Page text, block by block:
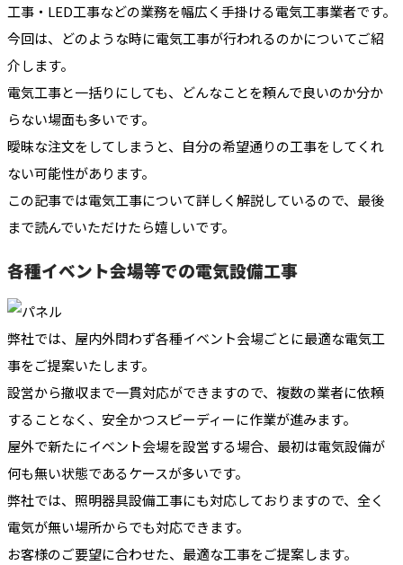
工事・LED工事などの業務を幅広く手掛ける電気工事業者です。
今回は、どのような時に電気工事が行われるのかについてご紹
介します。
電気工事と一括りにしても、どんなことを頼んで良いのか分か
らない場面も多いです。
曖昧な注文をしてしまうと、自分の希望通りの工事をしてくれ
ない可能性があります。
この記事では電気工事について詳しく解説しているので、最後
まで読んでいただけたら嬉しいです。
各種イベント会場等での電気設備工事
弊社では、屋内外問わず各種イベント会場ごとに最適な電気工
事をご提案いたします。
設営から撤収まで一貫対応ができますので、複数の業者に依頼
することなく、安全かつスピーディーに作業が進みます。
屋外で新たにイベント会場を設営する場合、最初は電気設備が
何も無い状態であるケースが多いです。
弊社では、照明器具設備工事にも対応しておりますので、全く
電気が無い場所からでも対応できます。
お客様のご要望に合わせた、最適な工事をご提案します。